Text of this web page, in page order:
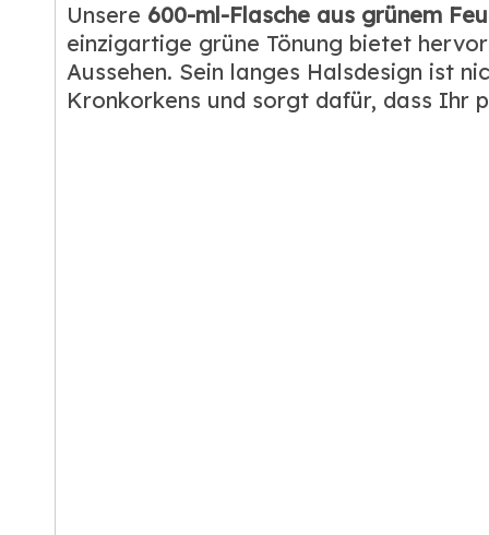
Unsere 600-ml-Flasche aus grünem
einzigartige grüne Tönung bietet
Aussehen. Sein langes Halsdesign ist
Kronkorkens und sorgt dafür, dass Ihr